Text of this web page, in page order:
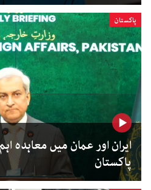
پاکستان
ایران اور عمان میں معاہدہ
پاکستان